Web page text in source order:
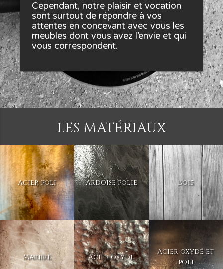
Cependant, notre plaisir et vocation
sont surtout de répondre à vos
attentes en concevant avec vous les
meubles dont vous avez l’envie et qui
vous correspondent.
LES MATÉRIAUX
Acier poli Ardoise polie Bois
Marbre Acier oxydé
Acier oxydé et
poli